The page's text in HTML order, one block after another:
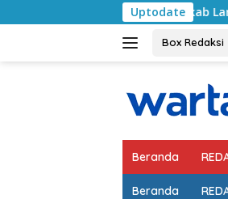
ke
Uptodate
Pemkab Lampung Selatan
Box Redaksi
Beranda
Beranda